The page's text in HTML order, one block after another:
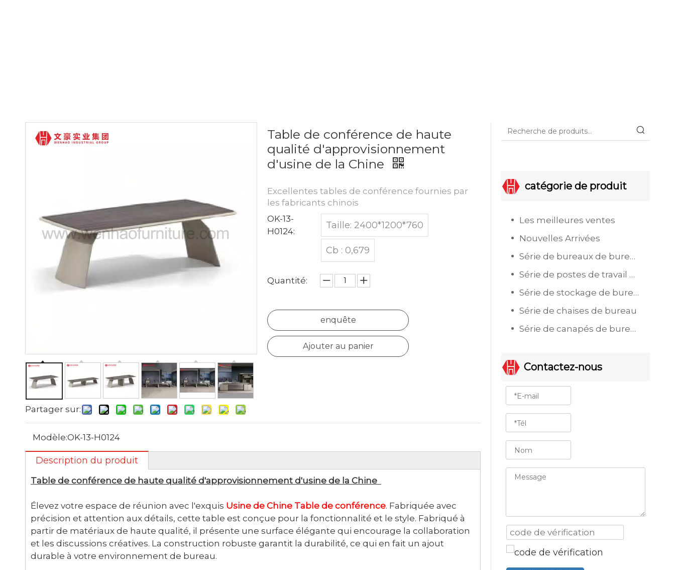
Partager sur:
Table de conférence de haute
qualité d'approvisionnement
d'usine de la Chine
Excellentes tables de conférence fournies par
les fabricants chinois
OK-13-
H0124:
Taille: 2400*1200*760
Cb : 0,679
Quantité:
enquête
Ajouter au panier
Modèle:OK-13-H0124
Description du produit
Table de conférence de haute qualité d'approvisionnement d'usine de la Chine
Élevez votre espace de réunion avec l'exquis Usine de Chine Table de conférence. Fabriquée avec
précision et attention aux détails, cette table est conçue pour la fonctionnalité et le style. Fabriqué à
partir de matériaux de haute qualité, il présente une surface élégante qui encourage la collaboration
et les discussions créatives. La construction robuste garantit la durabilité, ce qui en fait un ajout
durable à votre environnement de bureau.
catégorie de produit
Les meilleures ventes
Nouvelles Arrivées
Série de bureaux de bureau
Série de postes de travail de bureau
Série de stockage de bureau
Série de chaises de bureau
Série de canapés de bureau
Contactez-nous